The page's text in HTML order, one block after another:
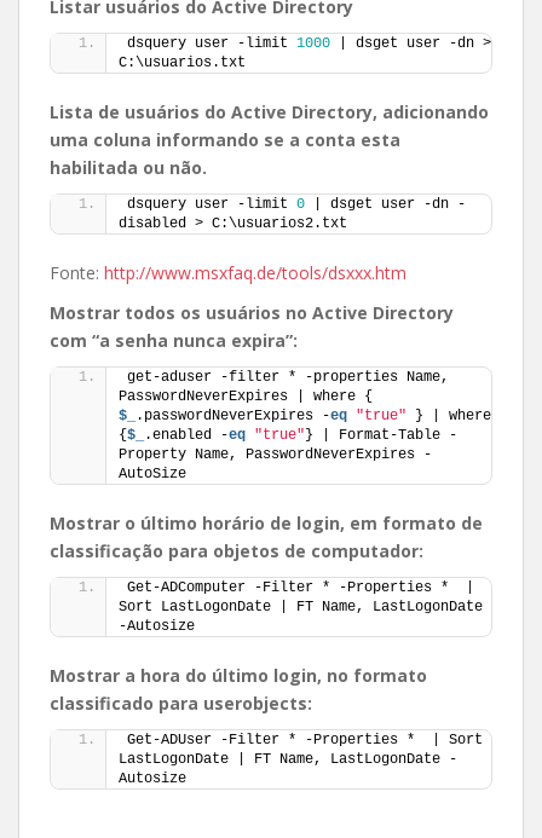
Listar usuários do Active Directory
dsquery user -limit 1000 | dsget user -dn >
C:\usuarios.txt
Lista de usuários do Active Directory, adicionando
uma coluna informando se a conta esta
habilitada ou não.
dsquery user -limit 0 | dsget user -dn -
disabled > C:\usuarios2.txt
Fonte: http://www.msxfaq.de/tools/dsxxx.htm
Mostrar todos os usuários no Active Directory
com “a senha nunca expira”:
get-aduser -filter * -properties Name,
$_
.passwordNeverExpires -eq "true" } | where
{ $_ .enabled -eq "true" } | Format-Table -
Property Name, PasswordNeverExpires -
AutoSize
Mostrar o último horário de login, em formato de
classificação para objetos de computador:
Get-ADComputer -Filter * -Properties *  |
Sort LastLogonDate | FT Name, LastLogonDate
-Autosize
Mostrar a hora do último login, no formato
classificado para userobjects:
Get-ADUser -Filter * -Properties *  | Sort
LastLogonDate | FT Name, LastLogonDate -
Autosize